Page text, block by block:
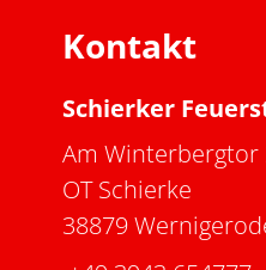
Kontakt
Schierker
Am Winterbergtor
OT Schierke
38879